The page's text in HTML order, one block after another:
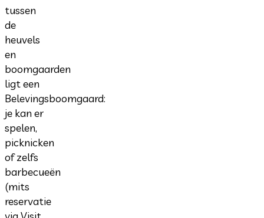
tussen
de
heuvels
en
boomgaarden
ligt een
Belevingsboomgaard:
je kan er
spelen,
picknicken
of zelfs
barbecueën
(mits
reservatie